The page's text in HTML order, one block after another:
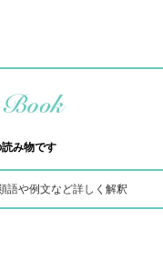
み物です
語や例文など詳しく解釈